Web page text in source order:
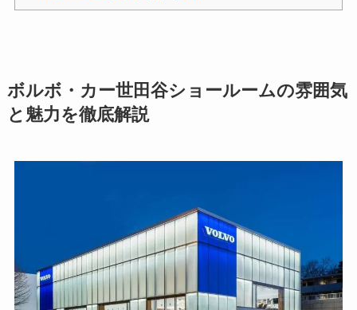
ボルボ・カー世田谷ショールームの雰囲気
と魅力を徹底解説